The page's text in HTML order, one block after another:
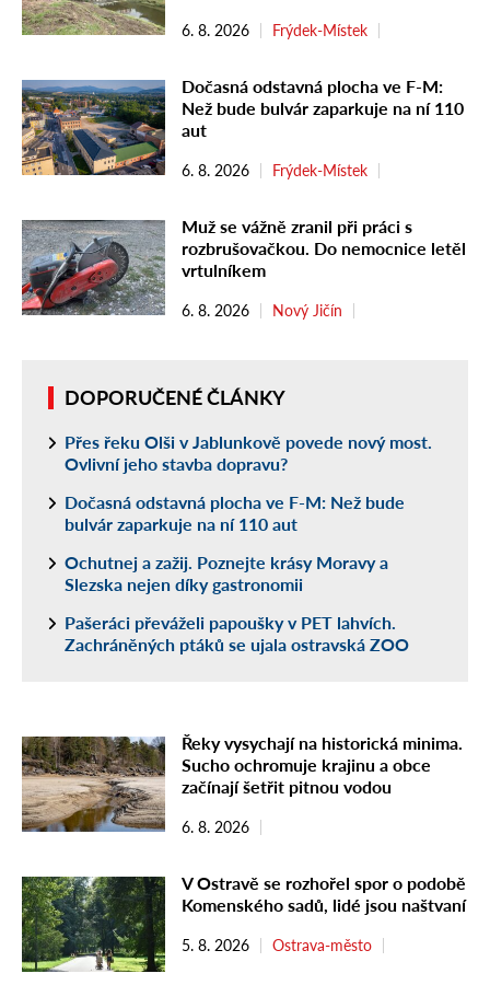
6. 8. 2026 Frýdek-Místek
Dočasná odstavná plocha ve F-M:
Než bude bulvár zaparkuje na ní 110
aut
6. 8. 2026 Frýdek-Místek
Muž se vážně zranil při práci s
rozbrušovačkou. Do nemocnice letěl
vrtulníkem
6. 8. 2026 Nový Jičín
DOPORUČENÉ ČLÁNKY
Přes řeku Olši v Jablunkově povede nový most.
Ovlivní jeho stavba dopravu?
Dočasná odstavná plocha ve F-M: Než bude
bulvár zaparkuje na ní 110 aut
Ochutnej a zažij. Poznejte krásy Moravy a
Slezska nejen díky gastronomii
Pašeráci převáželi papoušky v PET lahvích.
Zachráněných ptáků se ujala ostravská ZOO
Řeky vysychají na historická minima.
Sucho ochromuje krajinu a obce
začínají šetřit pitnou vodou
6. 8. 2026
V Ostravě se rozhořel spor o podobě
Komenského sadů, lidé jsou naštvaní
5. 8. 2026 Ostrava-město